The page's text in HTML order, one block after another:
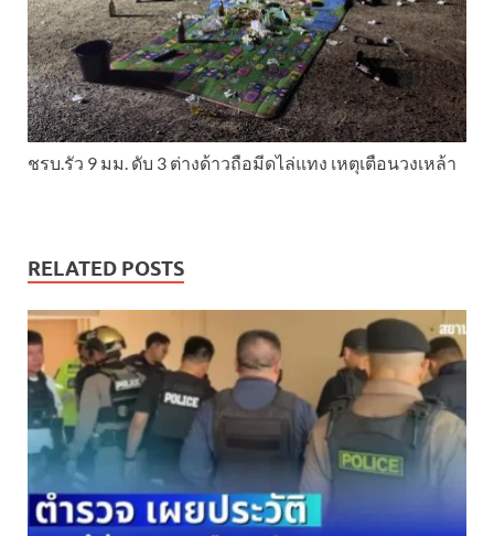
ชรบ.รัว 9 มม. ดับ 3 ต่างด้าวถือมีดไล่แทง เหตุเตือนวงเหล้า
RELATED POSTS